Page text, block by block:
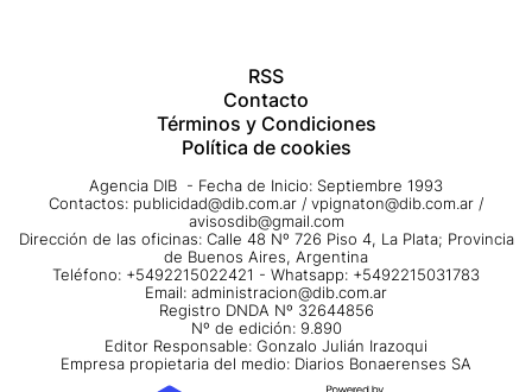
RSS
Contacto
Términos y Condiciones
Política de cookies
Agencia DIB - Fecha de Inicio: Septiembre 1993
Contactos: publicidad@dib.com.ar / vpignaton@dib.com.ar /
avisosdib@gmail.com
Dirección de las oficinas: Calle 48 Nº 726 Piso 4, La Plata; Provincia
de Buenos Aires, Argentina
Teléfono: +5492215022421 - Whatsapp: +5492215031783
Email: administracion@dib.com.ar
Registro DNDA Nº 32644856
Nº de edición: 9.890
Editor Responsable: Gonzalo Julián Irazoqui
Empresa propietaria del medio: Diarios Bonaerenses SA